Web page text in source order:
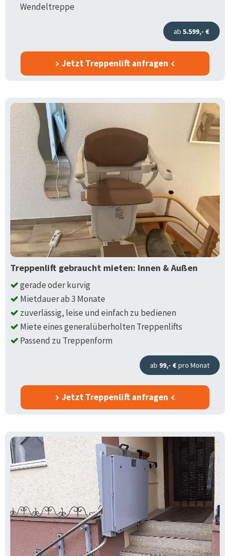
Wendeltreppe
ab 5.599,- €
Jetzt Treppenlift anfragen
Treppenlift gebraucht mieten: Innen & Außen
gerade oder kurvig
Mietdauer ab 3 Monate
zuverlässig, leise und einfach zu bedienen
Miete eines generalüberholten Treppenlifts
Passend zu Treppenform
ab 99,- €pro Monat
Jetzt Treppenlift anfragen